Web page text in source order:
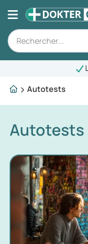
Autotests
Autotests